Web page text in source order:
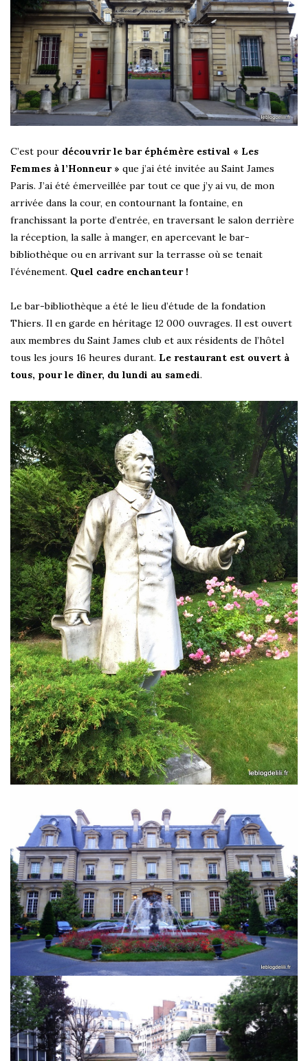
C’est pour découvrir le bar éphémère estival « Les
Femmes à l’Honneur » que j’ai été invitée au Saint James
Paris. J’ai été émerveillée par tout ce que j’y ai vu, de mon
arrivée dans la cour, en contournant la fontaine, en
franchissant la porte d’entrée, en traversant le salon derrière
la réception, la salle à manger, en apercevant le bar-
bibliothèque ou en arrivant sur la terrasse où se tenait
l’événement. Quel cadre enchanteur !
Le bar-bibliothèque a été le lieu d’étude de la fondation
Thiers. Il en garde en héritage 12 000 ouvrages. Il est ouvert
aux membres du Saint James club et aux résidents de l’hôtel
tous les jours 16 heures durant. Le restaurant est ouvert à
tous, pour le dîner, du lundi au samedi.